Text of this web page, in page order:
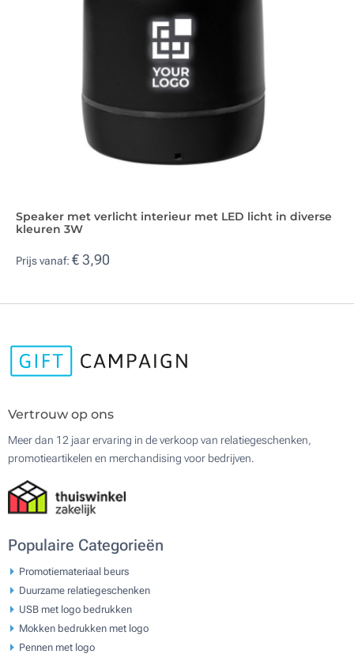
Speaker met verlicht interieur met LED licht in diverse
kleuren 3W
Prijs vanaf: € 3,90
Vertrouw op ons
Meer dan 12 jaar ervaring in de verkoop van relatiegeschenken,
promotieartikelen en merchandising voor bedrijven.
Populaire Categorieën
Promotiemateriaal beurs
Duurzame relatiegeschenken
USB met logo bedrukken
Mokken bedrukken met logo
Pennen met logo